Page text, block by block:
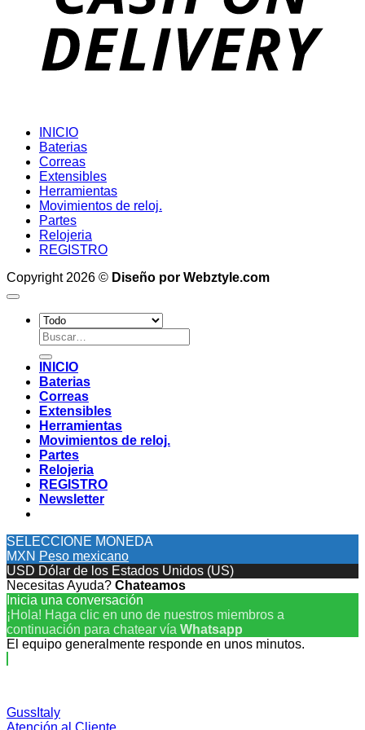
INICIO
Baterias
Correas
Extensibles
Herramientas
Movimientos de reloj.
Partes
Relojeria
REGISTRO
Copyright 2026 © Diseño por Webztyle.com
Buscar
por:
INICIO
Baterias
Correas
Extensibles
Herramientas
Movimientos de reloj.
Partes
Relojeria
REGISTRO
Newsletter
SELECCIONE MONEDA
MXN Peso mexicano
USD Dólar de los Estados Unidos (US)
Necesitas Ayuda? Chateamos
Inicia una conversación
¡Hola! Haga clic en uno de nuestros miembros a
continuación para chatear vía Whatsapp
El equipo generalmente responde en unos minutos.
GussItaly